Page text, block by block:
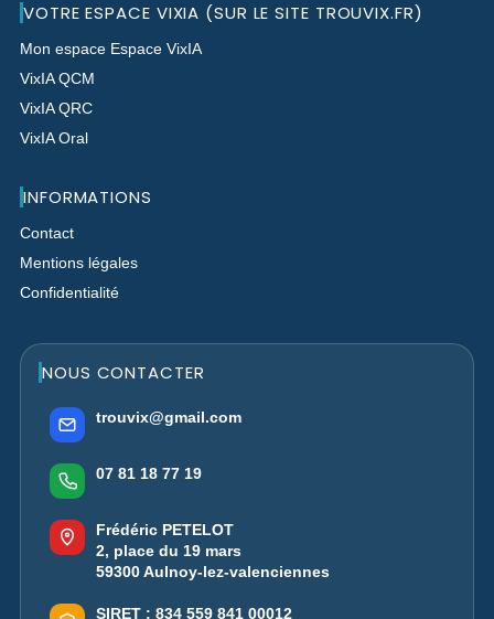
VOTRE ESPACE VIXIA (SUR LE SITE TROUVIX.FR)
Mon espace Espace VixIA
VixIA QCM
VixIA QRC
VixIA Oral
INFORMATIONS
Contact
Mentions légales
Confidentialité
NOUS CONTACTER
trouvix@gmail.com
07 81 18 77 19
Frédéric PETELOT
2, place du 19 mars
59300 Aulnoy-lez-valenciennes
SIRET : 834 559 841 00012